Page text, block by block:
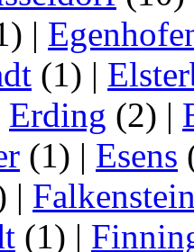
|
(1) |
Erding (2) |
(1) | Esens
|
(1) |